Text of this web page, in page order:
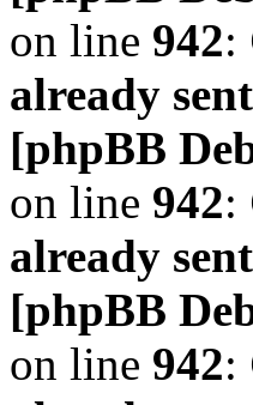
on line 942:
already
[phpBB
on line 942:
already
[phpBB
on line 942: